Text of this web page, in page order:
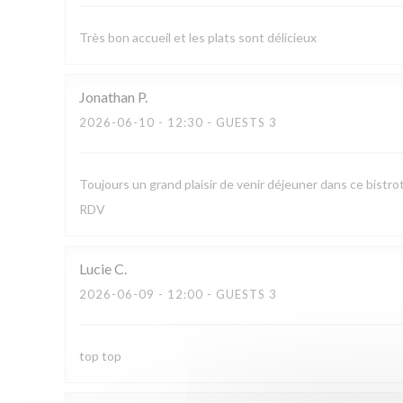
Très bon accueil et les plats sont délicieux
Jonathan P
2026-06-10 - 12:30 - GUESTS 3
Toujours un grand plaisir de venir déjeuner dans ce
RDV
LucieC
2026-06-09 - 12:00 - GUESTS 3
top top